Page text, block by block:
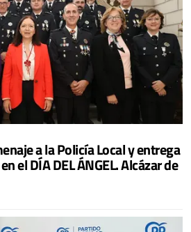
a la Policía Local y entrega
el DÍA DEL ÁNGEL. Alcázar de